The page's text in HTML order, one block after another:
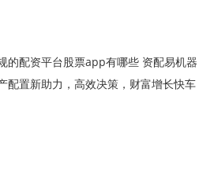
的配资平台股票app有哪些 资配易机器
配置新助力，高效决策，财富增长快车